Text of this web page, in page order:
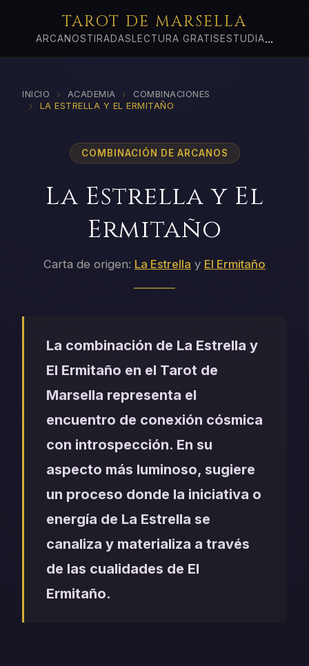
TAROT DE MARSELLA
ARCANOSTIRADAS LECTURA GRATIS ESTUDIA...
INICIO › ACADEMIA › COMBINACIONES
› LA ESTRELLA Y EL ERMITAÑO
COMBINACIÓN DE ARCANOS
La Estrella y El
Ermitaño
Carta de origen: La Estrella y El Ermitaño
La combinación de La Estrella y
El Ermitaño en el Tarot de
Marsella representa el
encuentro de conexión cósmica
con introspección. En su
aspecto más luminoso, sugiere
un proceso donde la iniciativa o
energía de La Estrella se
canaliza y materializa a través
de las cualidades de El
Ermitaño.